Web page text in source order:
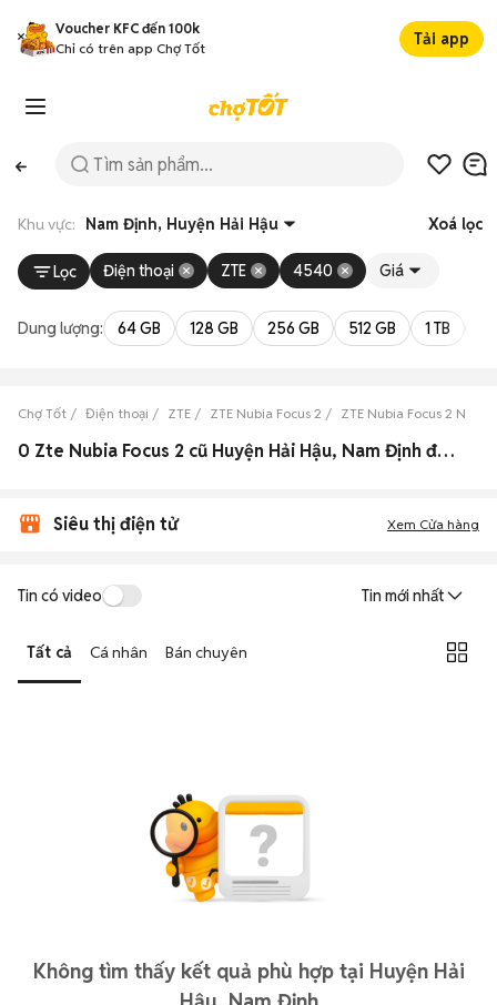
Voucher KFC đến 100k
Chỉ có trên app Chợ Tốt
Tải app
Khu vực: Nam Định, Huyện Hải Hậu Xoá lọc
Lọc Điện thoại ZTE 4540 Giá
Dung lượng: 64 GB 128 GB 256 GB 512 GB 1 TB
Chợ Tốt Điện thoại ZTE ZTE Nubia Focus 2 ZTE Nubia Focus 2 Nam
0 Zte Nubia Focus 2 cũ Huyện Hải Hậu, Nam Định đẹp
Siêu thị điện tử Xem Cửa hàng
Tin có video Tin mới nhất
Tất cả Cá nhân Bán chuyên
Không tìm thấy kết quả phù hợp tại Huyện Hải